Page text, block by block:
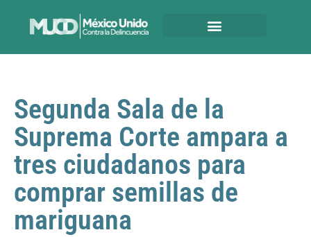
Segunda Sala de la
Suprema Corte ampara a
tres ciudadanos para
comprar semillas de
mariguana